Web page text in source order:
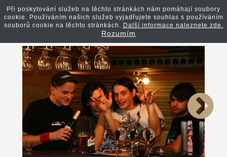
Zpět na článek
Při poskytování služeb na těchto stránkách nám pomáhají soubory
cookie. Používáním našich služeb vyjadřujete souhlas s používáním
souborů cookie na těchto stránkách. Další informace naleznete zde.
Rozumím